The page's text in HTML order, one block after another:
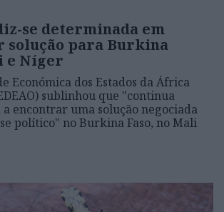
se determinada em
solução para Burkina
e Níger
Económica dos Estados da África
sublinhou que "continua
encontrar uma solução negociada
político" no Burkina Faso, no Mali